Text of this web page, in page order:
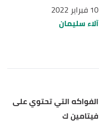
10 فبراير 2022
آلاء سليمان
الفواكه التي تحتوي على
فيتامين ك